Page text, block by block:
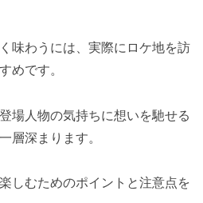
味わうには、実際にロケ地を訪
めです。
場人物の気持ちに想いを馳せる
層深まります。
しむためのポイントと注意点を